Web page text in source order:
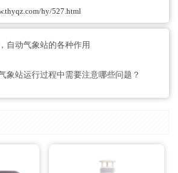
hy/527.html
自动气象站的各种作用
象站运行过程中需要注意哪些问题？